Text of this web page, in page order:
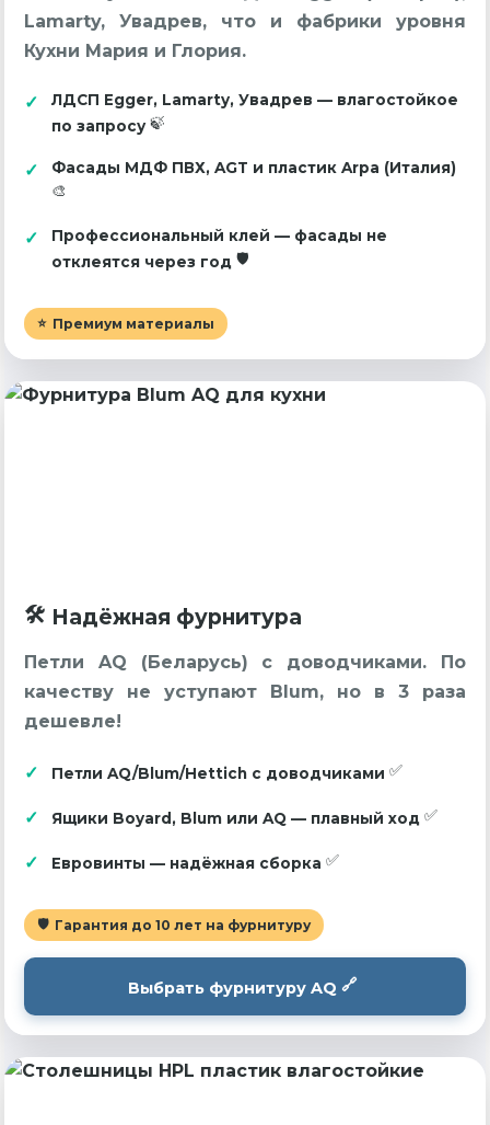
Lamarty, Увадрев, что и фабрики уровня
Кухни Мария и Глория.
ЛДСП Egger, Lamarty, Увадрев — влагостойкое
по запросу
Фасады МДФ ПВХ, AGT и пластик Arpa (Италия)
Профессиональный клей — фасады не
отклеятся через год
Премиум материалы
Надёжная фурнитура
Петли AQ (Беларусь) с доводчиками. По
качеству не уступают Blum, но в 3 раза
дешевле!
Петли AQ/Blum/Hettich с доводчиками
Ящики Boyard, Blum или AQ — плавный ход
Евровинты — надёжная сборка
Гарантия до 10 лет на фурнитуру
Выбрать фурнитуру AQ